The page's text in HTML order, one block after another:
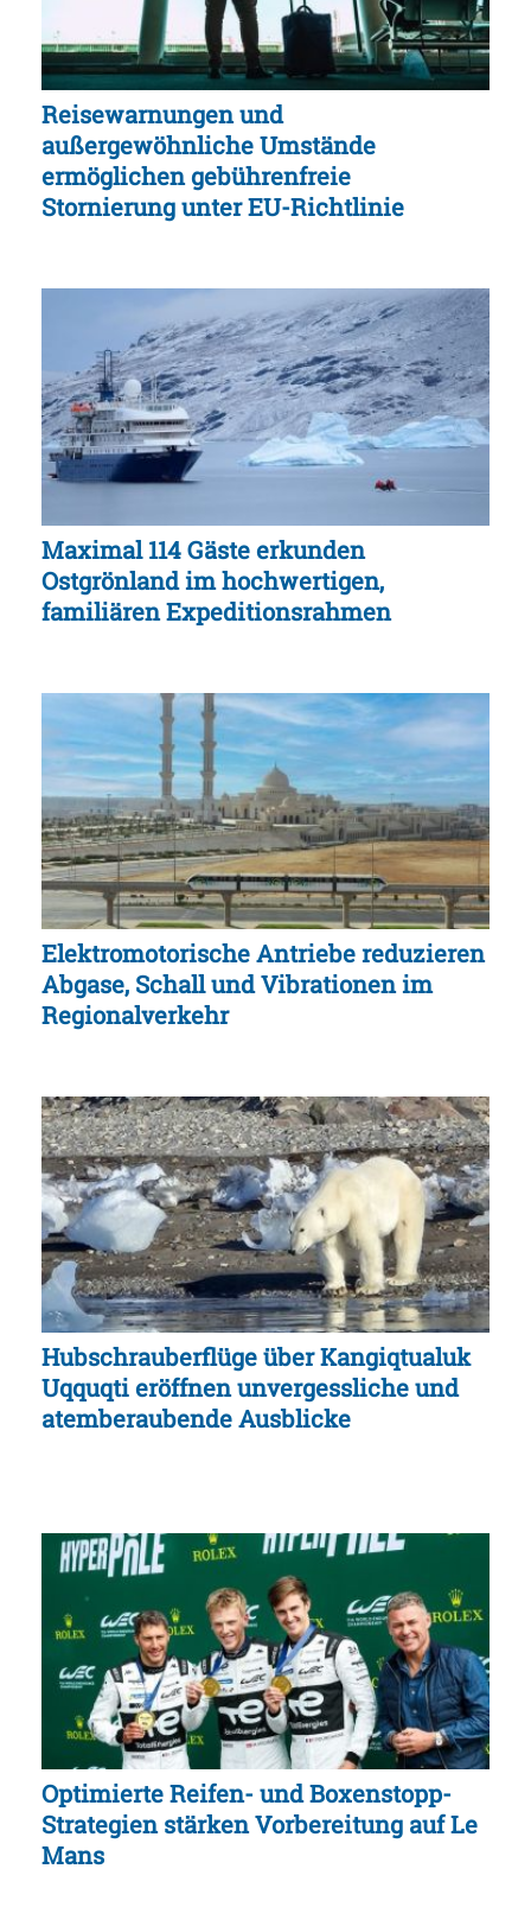
Reisewarnungen und
außergewöhnliche Umstände
ermöglichen gebührenfreie
Stornierung unter EU-Richtlinie
Maximal 114 Gäste erkunden
Ostgrönland im hochwertigen,
familiären Expeditionsrahmen
Elektromotorische Antriebe reduzieren
Abgase, Schall und Vibrationen im
Regionalverkehr
Hubschrauberflüge über Kangiqtualuk
Uqquqti eröffnen unvergessliche und
atemberaubende Ausblicke
Optimierte Reifen- und Boxenstopp-
Strategien stärken Vorbereitung auf Le
Mans